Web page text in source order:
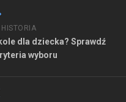
HISTORIA
dla dziecka? Sprawdź
wyboru